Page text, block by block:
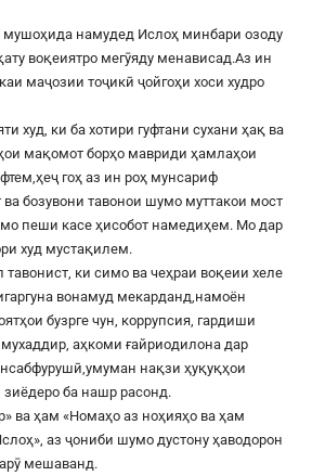
намудед Ислоҳ минбари озоду
воқеиятро мегӯяду менависад.Аз ин
маҷозии тоҷикӣ ҷойгоҳи хоси худро
худ, ки ба хотири гуфтани сухани ҳақ ва
мақомот борҳо мавриди ҳамлаҳои
гоҳ аз ин роҳ мунсариф
бозувони тавонои шумо муттакои мост
пеши касе ҳисобот намедиҳем. Мо дар
худ мустақилем.
тавонист, ки симо ва чеҳраи воқеии хеле
вонамуд мекарданд,намоён
бузрге чун, коррупсия, гардиши
аҳкоми ғайриодилона дар
нақзи ҳуқуқҳои
ба нашр расонд.
ва ҳам «Номаҳо аз ноҳияҳо ва ҳам
аз ҷониби шумо дустону ҳаводорон
мешаванд.